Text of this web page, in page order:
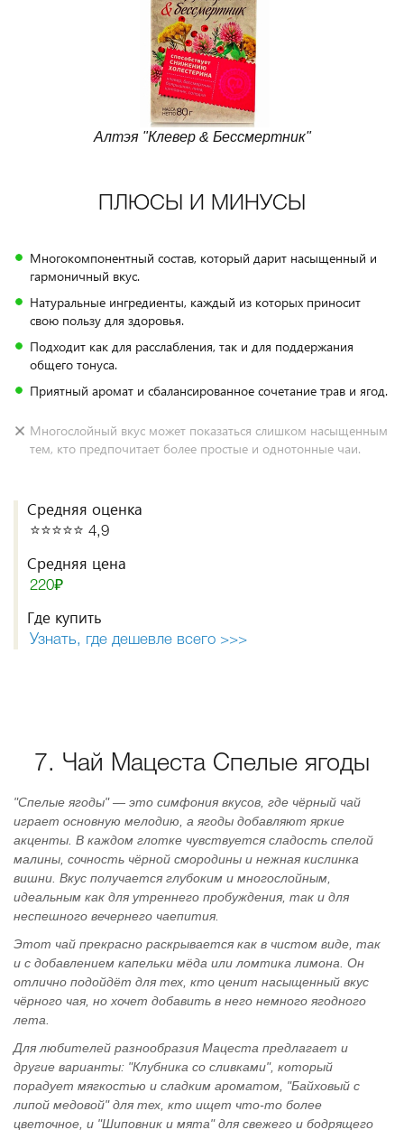
Алтэя "Клевер & Бессмертник"
ПЛЮСЫ И МИНУСЫ
Многокомпонентный состав, который дарит насыщенный и
гармоничный вкус.
Натуральные ингредиенты, каждый из которых приносит
свою пользу для здоровья.
Подходит как для расслабления, так и для поддержания
общего тонуса.
Приятный аромат и сбалансированное сочетание трав и ягод.
Многослойный вкус может показаться слишком насыщенным
тем, кто предпочитает более простые и однотонные чаи.
Средняя оценка
⭐️⭐️⭐️⭐️⭐️ 4,9
Средняя цена
220₽
Где купить
Узнать, где дешевле всего >>>
7. Чай Мацеста Спелые ягоды
"Спелые ягоды" — это симфония вкусов, где чёрный чай
играет основную мелодию, а ягоды добавляют яркие
акценты. В каждом глотке чувствуется сладость спелой
малины, сочность чёрной смородины и нежная кислинка
вишни. Вкус получается глубоким и многослойным,
идеальным как для утреннего пробуждения, так и для
неспешного вечернего чаепития.
Этот чай прекрасно раскрывается как в чистом виде, так
и с добавлением капельки мёда или ломтика лимона. Он
отлично подойдёт для тех, кто ценит насыщенный вкус
чёрного чая, но хочет добавить в него немного ягодного
лета.
Для любителей разнообразия Мацеста предлагает и
другие варианты: "Клубника со сливками", который
порадует мягкостью и сладким ароматом, "Байховый с
липой медовой" для тех, кто ищет что-то более
цветочное, и "Шиповник и мята" для свежего и бодрящего